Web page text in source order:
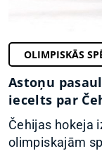
OLIMPISKĀS
Astoņu
iecelts par
Čehijas hokeja
olimpiskajām